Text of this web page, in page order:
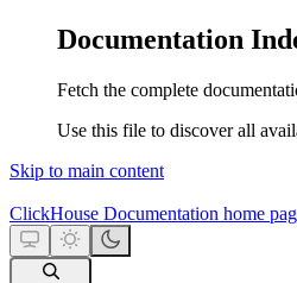
Documentation
Fetch the complete
Use this file to discover all
Skip to main content
ClickHouse Documentation home